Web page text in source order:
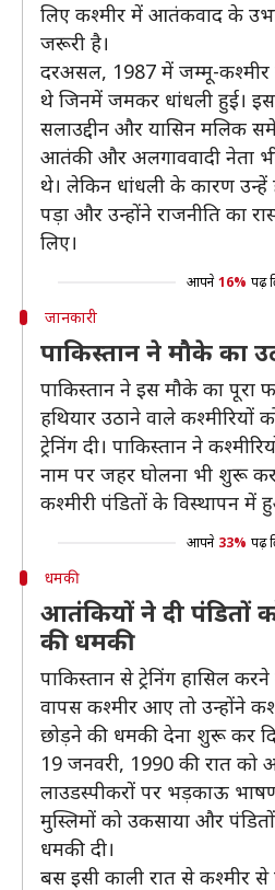
लिए कश्मीर में आतंकवाद के
जरूरी है।
दरअसल, 1987 में जम्मू-कश्मीर
थे जिनमें जमकर धांधली हुई।
सलाउद्दीन और यासिन मलिक
आतंकी और अलगाववादी नेता
थे। लेकिन धांधली के कारण उन्हें
पड़ा और उन्होंने राजनीति का
लिए।
आपने 16% पढ़
जानकारी
पाकिस्तान ने मौके का
पाकिस्तान ने इस मौके का पूरा
हथियार उठाने वाले
ट्रेनिंग दी। पाकिस्तान ने
नाम पर जहर घोलना भी शुरू
कश्मीरी पंडितों के विस्थापन में
आपने 33% पढ़
धमकी
आतंकियों ने दी पंडितों
की धमकी
पाकिस्तान से ट्रेनिंग हासिल
वापस कश्मीर आए तो उन्होंने
छोड़ने की धमकी देना शुरू कर
19 जनवरी, 1990 की रात को
लाउडस्पीकरों पर भड़काऊ
मुस्लिमों को उकसाया और
धमकी दी।
बस इसी काली रात से कश्मीर